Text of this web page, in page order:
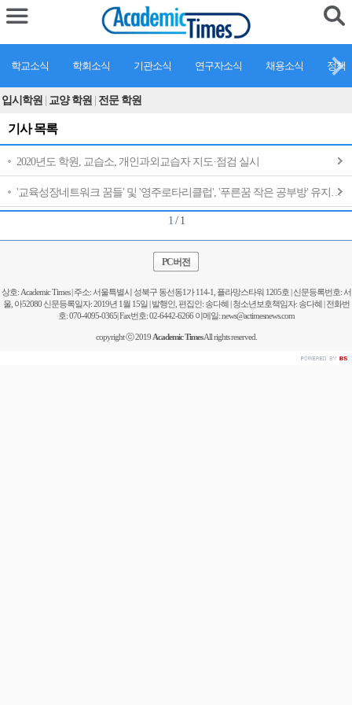
학교소식 학회소식 기관소식 연구자소식 채용소식 정책
입시학원 교양 학원 전문 학원
기사 목록
2020년도 학원, 교습소, 개인과외교습자 지도·점검 실시
'교육성장네트워크 꿈들' 및 '영주로타리클럽', '푸른꿈 작은 공부방' 유지보수 업무협약
1/ 1
PC버전
상호: Academic Times | 주소: 서울특별시 성북구 동선동1가 114-1, 플라망스타워 1205호 | 신문등록번호: 서
울, 아52080 신문등록일자: 2019년 1월 15일 | 발행인, 편집인: 송다혜 | 청소년보호책임자: 송다혜 | 전화번
호: 070-4095-0365| Fax번호: 02-6442-6266 이메일: news@actimesnews.com
copyright ⓒ 2019 Academic TimesAll rights reserved.